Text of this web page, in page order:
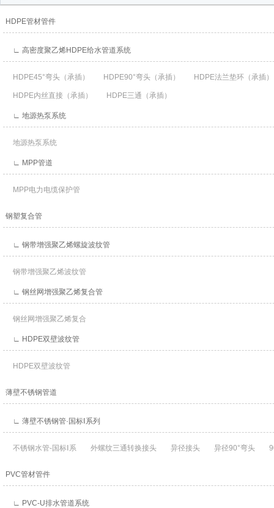
HDPE管材管件
∟ 高密度聚乙烯HDPE给水管道系统
HDPE45°弯头（承插） HDPE90°弯头（承插） HDPE法兰垫环（承插）
HDPE内丝直接（承插） HDPE三通（承插）
∟ 地源热泵系统
地源热泵系统
∟ MPP管道
MPP电力电缆保护管
钢塑复合管
∟ 钢带增强聚乙烯螺旋波纹管
钢带增强聚乙烯波纹管
∟ 钢丝网增强聚乙烯复合管
钢丝网增强聚乙烯复合
∟ HDPE双壁波纹管
HDPE双壁波纹管
薄壁不锈钢管道
∟ 薄壁不锈钢管·国标Ⅰ系列
不锈钢水管-国标Ⅰ系 外螺纹三通转换接头 异径接头 异径90°弯头
PVC管材管件
∟ PVC-U排水管道系统